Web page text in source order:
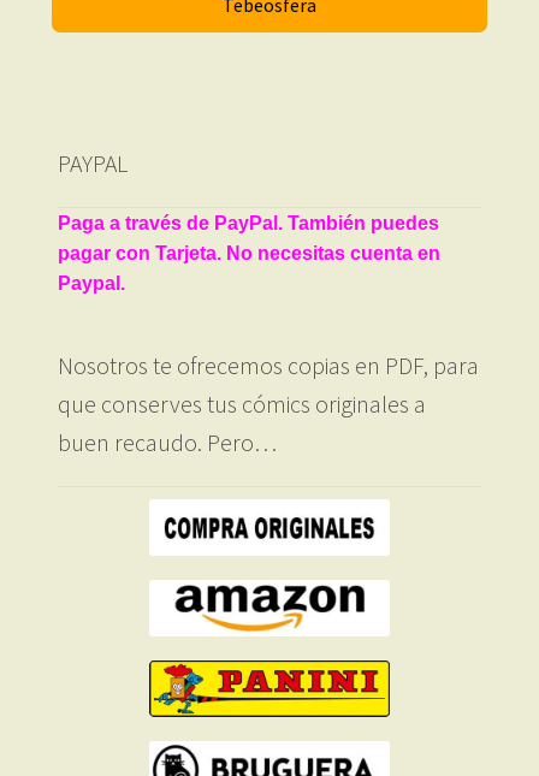
Tebeosfera
PAYPAL
Paga a través de PayPal. También puedes
pagar con Tarjeta. No necesitas cuenta en
Paypal.
Nosotros te ofrecemos copias en PDF, para
que conserves tus cómics originales a
buen recaudo. Pero…